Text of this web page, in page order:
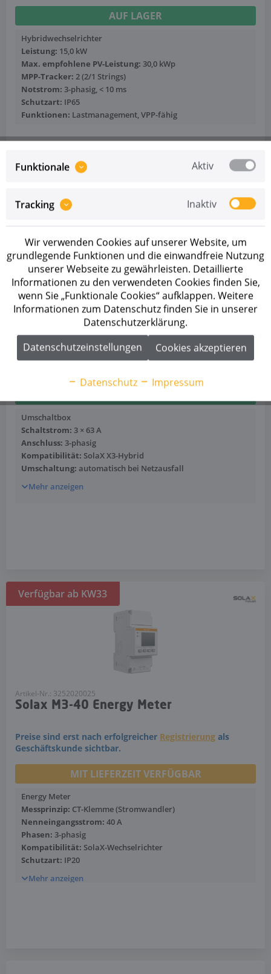
AUF LAGER
Hybridwechselrichter
Leistung: 15,0 kW
Max. empfohlene PV-Leistung: 30,0 kWp
MPP-Tracker: 2 (2/1 Strings)
Notstrom: 3-phasig, < 10 ms
Schutzart: IP65
Funktionen: Lastmanagement, VPP-fähig
Artikel-Nr.: 1060090001
Solax X3 EPS Box
Preise sind erst nach erfolgreicherRegistrierungals
Umschaltbox
Schaltstrom: 3 × 63 A
Anschluss: 3-phasig
Kompatibilität: SolaX X3-Hybrid
Umschaltung: automatisch bei Netzausfall
Mehr anzeigen
Verfügbar ab KW33
Artikel-Nr.: 3252020025
Solax M3-40 Energy Meter
Preise sind erst nach erfolgreicher Registrierung als
Geschäftskunde sichtbar.
MIT LIEFERZEIT VERFÜGBAR
Energy Meter
Messprinzip: CT-Klemme (Stromwandler)
Nenneingangsstrom: 40 A
Phasen: 3-phasig
Kompatibilität: SolaX-Wechselrichter
Schutzart: IP20
Mehr anzeigen
Funktionale Aktiv
Tracking Inaktiv
Wir verwenden Cookies auf unserer Website, um
grundlegende Funktionen und die einwandfreie Nutzung
unserer Webseite zu gewährleisten. Detaillierte
Informationen zu den verwendeten Cookies finden Sie,
wenn Sie „Funktionale Cookies“ aufklappen. Weitere
Informationen zum Datenschutz finden Sie in unserer
Datenschutzerklärung.
Datenschutzeinstellungen
Cookies akzeptieren
Datenschutz Impressum